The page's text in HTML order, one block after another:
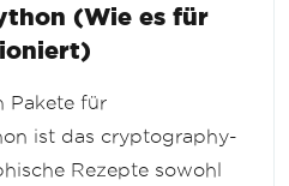
(Wie es für
Pakete für
ist das cryptography-
Rezepte sowohl